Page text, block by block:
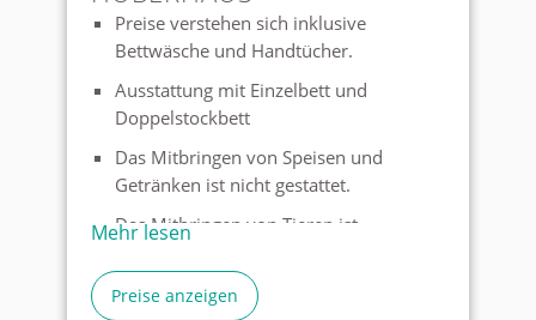
Preise verstehen sich inklusive
Bettwäsche und Handtücher.
Ausstattung mit Einzelbett und
Doppelstockbett
Das Mitbringen von Speisen und
Getränken ist nicht gestattet.
Das Mitbringen von Tieren ist
Ausnahmefällen nach Absprache
möglich.
Mehr lesen
Preise anzeigen